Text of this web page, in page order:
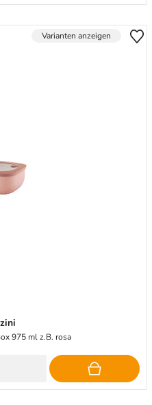
Varianten anzeigen
975 ml z.B. rosa